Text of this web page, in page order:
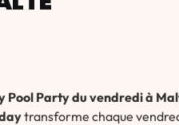
Pool Party du vendredi à
transforme chaque